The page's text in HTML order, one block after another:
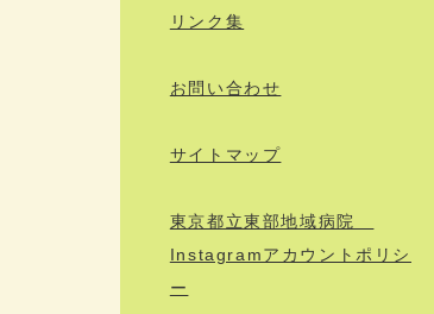
リンク集
お問い合わせ
サイトマップ
東京都立東部地域病院
Instagramアカウントポリシ
ー